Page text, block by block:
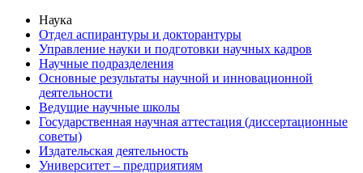
Наука
Отдел аспирантуры и докторантуры
Управление науки и подготовки научных кадров
Научные подразделения
Основные результаты научной и инновационной
деятельности
Ведущие научные школы
Государственная научная аттестация (диссертационные
советы)
Издательская деятельность
Университет – предприятиям